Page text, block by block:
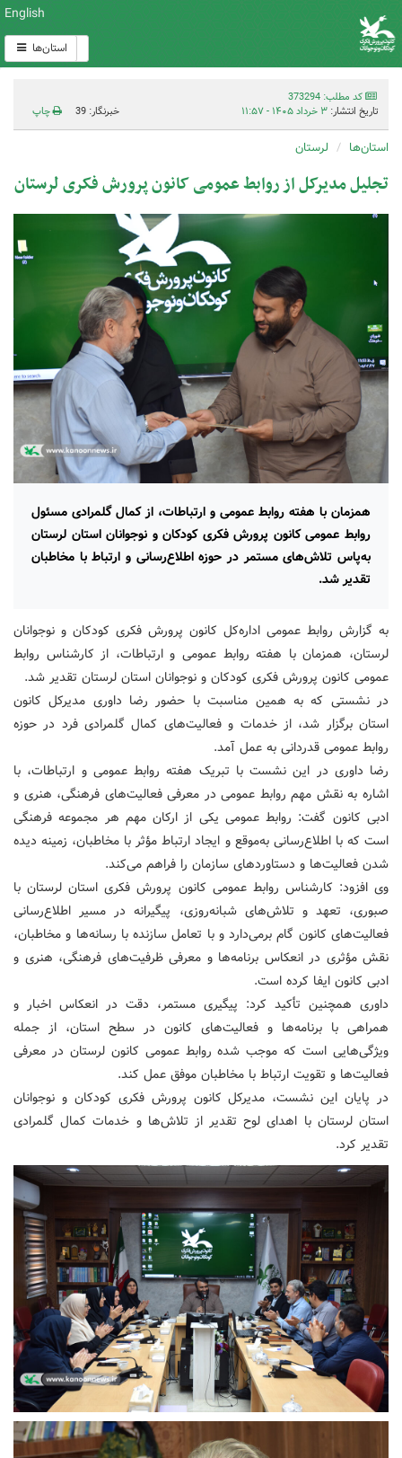
English
استان‌ها
کد مطلب: 373294
تاریخ انتشار: ۳ خرداد ۱۴۰۵ - ۱۱:۵۷ خبرنگار: 39 چاپ
استان‌ها لرستان
تجلیل مدیرکل از روابط عمومی کانون پرورش فکری لرستان
همزمان با هفته روابط عمومی و ارتباطات، از کمال گلمرادی مسئول
روابط عمومی کانون پرورش فکری کودکان و نوجوانان استان لرستان
به‌پاس تلاش‌های مستمر در حوزه اطلاع‌رسانی و ارتباط با مخاطبان
تقدیر شد.
به گزارش روابط عمومی اداره‌کل کانون پرورش فکری کودکان و نوجوانان
لرستان، همزمان با هفته روابط عمومی و ارتباطات، از کارشناس روابط
عمومی کانون پرورش فکری کودکان و نوجوانان استان لرستان تقدیر شد.
در نشستی که به همین مناسبت با حضور رضا داوری مدیرکل کانون
استان برگزار شد، از خدمات و فعالیت‌های کمال گلمرادی فرد در حوزه
روابط عمومی قدردانی به عمل آمد.
رضا داوری در این نشست با تبریک هفته روابط عمومی و ارتباطات، با
اشاره به نقش مهم روابط عمومی در معرفی فعالیت‌های فرهنگی، هنری و
ادبی کانون گفت: روابط عمومی یکی از ارکان مهم هر مجموعه فرهنگی
است که با اطلاع‌رسانی به‌موقع و ایجاد ارتباط مؤثر با مخاطبان، زمینه دیده
شدن فعالیت‌ها و دستاوردهای سازمان را فراهم می‌کند.
وی افزود: کارشناس روابط عمومی کانون پرورش فکری استان لرستان با
صبوری، تعهد و تلاش‌های شبانه‌روزی، پیگیرانه در مسیر اطلاع‌رسانی
فعالیت‌های کانون گام برمی‌دارد و با تعامل سازنده با رسانه‌ها و مخاطبان،
نقش مؤثری در انعکاس برنامه‌ها و معرفی ظرفیت‌های فرهنگی، هنری و
ادبی کانون ایفا کرده است.
داوری همچنین تأکید کرد: پیگیری مستمر، دقت در انعکاس اخبار و
همراهی با برنامه‌ها و فعالیت‌های کانون در سطح استان، از جمله
ویژگی‌هایی است که موجب شده روابط عمومی کانون لرستان در معرفی
فعالیت‌ها و تقویت ارتباط با مخاطبان موفق عمل کند.
در پایان این نشست، مدیرکل کانون پرورش فکری کودکان و نوجوانان
استان لرستان با اهدای لوح تقدیر از تلاش‌ها و خدمات کمال گلمرادی
تقدیر کرد.